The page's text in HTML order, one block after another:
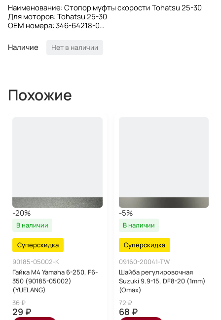
Наименование: Стопор муфты скорости Tohatsu 25-30
Для моторов: Tohatsu 25-30
OEM номера: 346-64218-0
Наличие
Нет в наличии
Похожие
-20%
В наличии
Суперскидка
90185-05002-K
Гайка М4 Yamaha 6-250, F6-
350 (90185-05002)
(YUELANG)
36 ₽
29 ₽
-5%
В наличии
Суперскидка
09160-20041-TW
Шайба регулировочная
Suzuki 9.9-15, DF8-20 (1mm)
(Omax)
72 ₽
68 ₽